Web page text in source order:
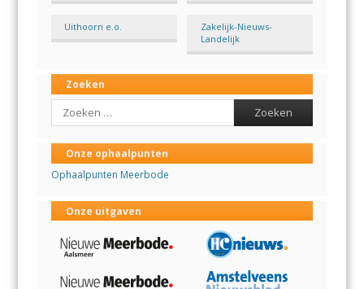
Uithoorn e.o.
Zakelijk-Nieuws-
Landelijk
Zoeken
Search
Onze ophaalpunten
Ophaalpunten Meerbode
Onze uitgaven